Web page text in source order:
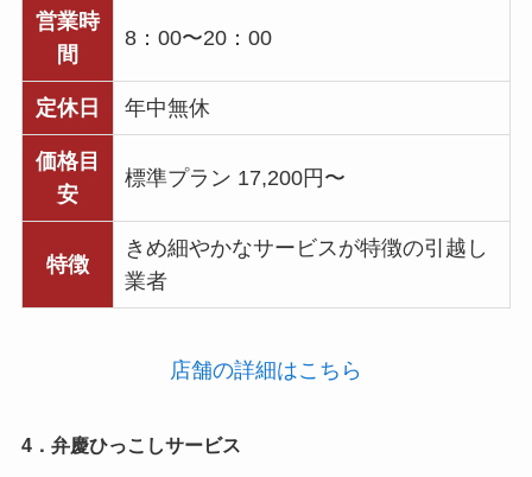
営業時
間
8：00〜20：00
定休日 年中無休
価格目
安
標準プラン 17,200円〜
特徴
きめ細やかなサービスが特徴の引越し
業者
店舗の詳細はこちら
4．弁慶ひっこしサービス